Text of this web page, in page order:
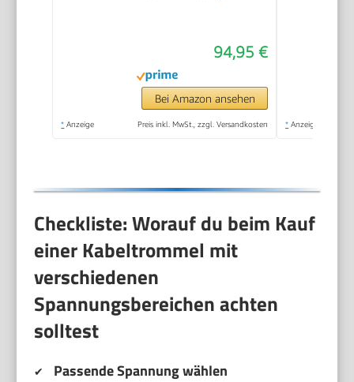
94,95 €
Bei Amazon ansehen
* Anzeige Preis inkl. MwSt., zzgl. Versandkosten * Anzeige
Checkliste: Worauf du beim Kauf
einer Kabeltrommel mit
verschiedenen
Spannungsbereichen achten
solltest
✔ Passende Spannung wählen